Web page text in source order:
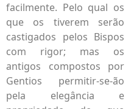
facilmente. Pelo qual os
que os tiverem serão
castigados pelos Bispos
com rigor; mas os
antigos compostos por
Gentios permitir-se-ão
pela elegância e